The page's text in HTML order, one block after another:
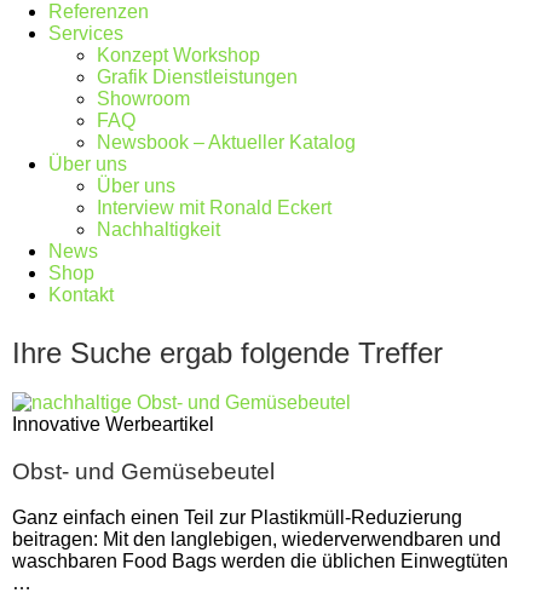
Referenzen
Services
Konzept Workshop
Grafik Dienstleistungen
Showroom
FAQ
Newsbook – Aktueller Katalog
Über uns
Über uns
Interview mit Ronald Eckert
Nachhaltigkeit
News
Shop
Kontakt
Ihre Suche ergab folgende Treffer
Innovative Werbeartikel
Obst- und Gemüsebeutel
Ganz einfach einen Teil zur Plastikmüll-Reduzierung
beitragen: Mit den langlebigen, wiederverwendbaren und
waschbaren Food Bags werden die üblichen Einwegtüten
…